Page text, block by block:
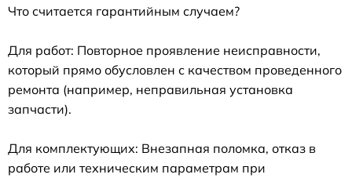
Что считается гарантийным случаем?
Для работ: Повторное проявление неисправности,
который прямо обусловлен с качеством проведенного
ремонта (например, неправильная установка
запчасти).
Для комплектующих: Внезапная поломка, отказ в
работе или техническим параметрам при